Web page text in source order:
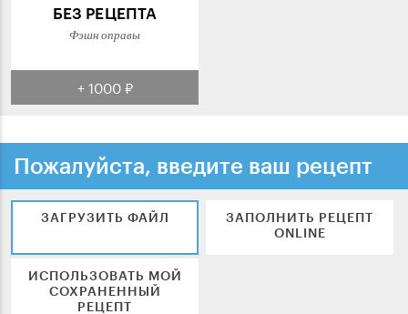
БЕЗ РЕЦЕПТА
Фэшн оправы
+ 1000 ₽
Пожалуйста, введите ваш рецепт
ЗАГРУЗИТЬ ФАЙЛ
ЗАПОЛНИТЬ РЕЦЕПТ
ONLINE
ИСПОЛЬЗОВАТЬ МОЙ
СОХРАНЕННЫЙ
РЕЦЕПТ